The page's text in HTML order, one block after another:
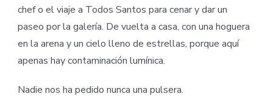
chef o el viaje a Todos Santos para cenar y dar un
paseo por la galería. De vuelta a casa, con una hoguera
en la arena y un cielo lleno de estrellas, porque aquí
apenas hay contaminación lumínica.
Nadie nos ha pedido nunca una pulsera.